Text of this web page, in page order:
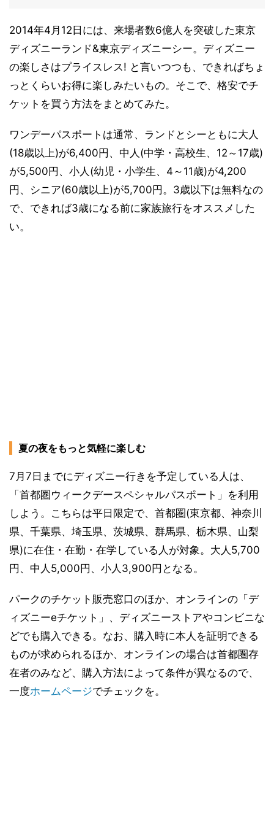
2014年4月12日には、来場者数6億人を突破した東京
ディズニーランド&東京ディズニーシー。ディズニー
の楽しさはプライスレス! と言いつつも、できればちょ
っとくらいお得に楽しみたいもの。そこで、格安でチ
ケットを買う方法をまとめてみた。
ワンデーパスポートは通常、ランドとシーともに大人
(18歳以上)が6,400円、中人(中学・高校生、12～17歳)
が5,500円、小人(幼児・小学生、4～11歳)が4,200
円、シニア(60歳以上)が5,700円。3歳以下は無料なの
で、できれば3歳になる前に家族旅行をオススメした
い。
夏の夜をもっと気軽に楽しむ
7月7日までにディズニー行きを予定している人は、
「首都圏ウィークデースペシャルパスポート」を利用
しよう。こちらは平日限定で、首都圏(東京都、神奈川
県、千葉県、埼玉県、茨城県、群馬県、栃木県、山梨
県)に在住・在勤・在学している人が対象。大人5,700
円、中人5,000円、小人3,900円となる。
パークのチケット販売窓口のほか、オンラインの「デ
ィズニーeチケット」、ディズニーストアやコンビニな
どでも購入できる。なお、購入時に本人を証明できる
ものが求められるほか、オンラインの場合は首都圏存
在者のみなど、購入方法によって条件が異なるので、
一度ホームページでチェックを。